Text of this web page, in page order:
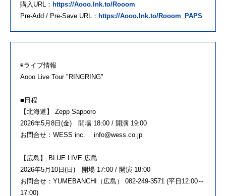
購入URL： https://Aooo.lnk.to/Rooom
Pre-Add / Pre-Save URL： https://Aooo.lnk.to/Rooom_PAPS
◉ライブ情報
Aooo Live Tour "RINGRING"
■日程
【北海道】 Zepp Sapporo
2026年5月8日(金) 開場 18:00 / 開演 19:00
お問合せ：WESS inc. info@wess.co.jp
【広島】 BLUE LIVE 広島
2026年5月10日(日) 開場 17:00 / 開演 18:00
お問合せ：YUMEBANCHI（広島） 082-249-3571 (平日12:00～
17:00)